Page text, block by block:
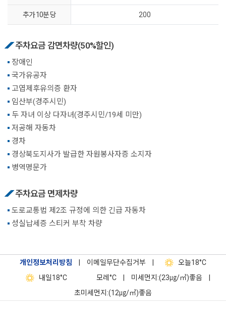
추가 10분 당 200
주차요금 감면차량(50%할인)
장애인
국가유공자
고엽제후유의증 환자
임산부(경주시민)
두 자녀 이상 다자녀(경주시민/19세 미만)
저공해 자동차
경차
경상북도지사가 발급한 자원봉사자증 소지자
병역명문가
주차요금 면제차량
도로교통법 제2조 규정에 의한 긴급 자동차
성실납세증 스티커 부착 차량
개인정보처리방침 이메일무단수집거부 오늘18°C
내일18°C 모레 °C 미세먼지:(23㎍/㎥)좋음
초미세먼지:(12㎍/㎥)좋음